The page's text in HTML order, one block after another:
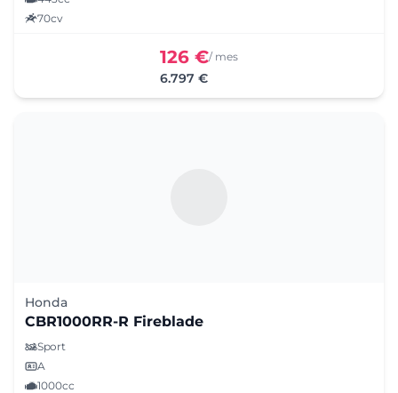
70cv
126 €/ mes
6.797 €
Honda
CBR1000RR-R Fireblade
Sport
A
1000cc